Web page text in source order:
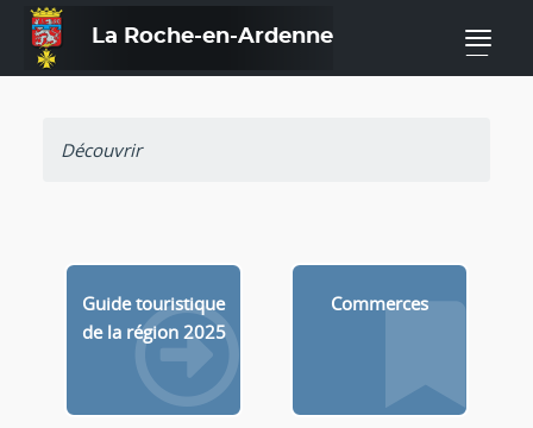
La Roche-en-Ardenne —
Découvrir
Guide touristique
de la région 2025
Commerces